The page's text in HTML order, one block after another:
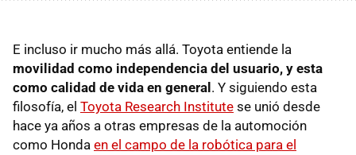
E incluso ir mucho más allá. Toyota entiende la
movilidad como independencia del usuario, y esta
como calidad de vida en general . Y siguiendo esta
filosofía, el Toyota Research Institute se unió desde
hace ya años a otras empresas de la automoción
como Honda en el campo de la robótica para el